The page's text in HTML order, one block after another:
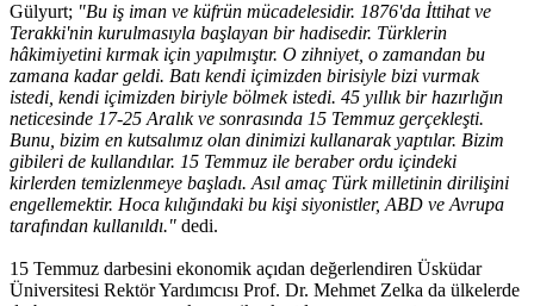
Gülyurt; "Bu iş iman ve küfrün mücadelesidir. 1876'da İttihat ve
Terakki'nin kurulmasıyla başlayan bir hadisedir. Türklerin
hâkimiyetini kırmak için yapılmıştır. O zihniyet, o zamandan bu
zamana kadar geldi. Batı kendi içimizden birisiyle bizi vurmak
istedi, kendi içimizden biriyle bölmek istedi. 45 yıllık bir hazırlığın
neticesinde 17-25 Aralık ve sonrasında 15 Temmuz gerçekleşti.
Bunu, bizim en kutsalımız olan dinimizi kullanarak yaptılar. Bizim
gibileri de kullandılar. 15 Temmuz ile beraber ordu içindeki
kirlerden temizlenmeye başladı. Asıl amaç Türk milletinin dirilişini
engellemektir. Hoca kılığındaki bu kişi siyonistler, ABD ve Avrupa
tarafından kullanıldı." dedi.
15 Temmuz darbesini ekonomik açıdan değerlendiren Üsküdar
Üniversitesi Rektör Yardımcısı Prof. Dr. Mehmet Zelka da ülkelerde